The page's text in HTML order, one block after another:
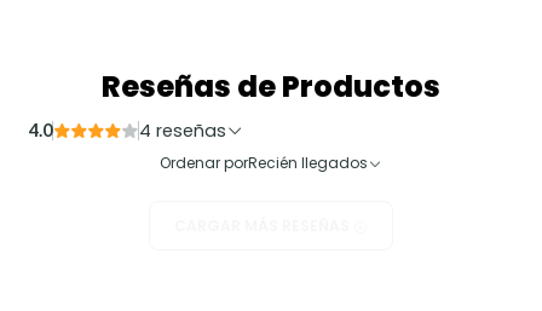
Reseñas de Productos
4.0 4 reseñas
Ordenar porRecién llegados